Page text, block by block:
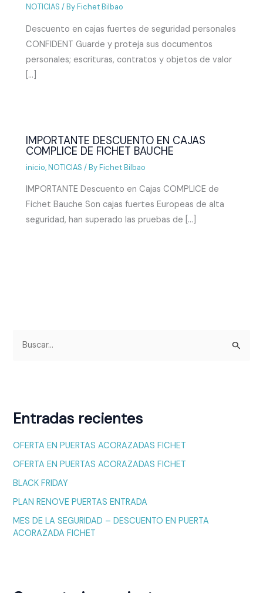
NOTICIAS / ByFichet Bilbao
Descuento en cajas fuertes de seguridad personales
CONFIDENT Guarde y proteja sus documentos
personales; escrituras, contratos y objetos de valor
[…]
IMPORTANTE DESCUENTO EN CAJAS
COMPLICE DE FICHET BAUCHE
inicio,NOTICIAS / ByFichet Bilbao
IMPORTANTE Descuento en Cajas COMPLICE de
Fichet Bauche Son cajas fuertes Europeas de alta
seguridad, han superado las pruebas de […]
r
p
Entradas recientes
OFERTA EN PUERTAS ACORAZADAS FICHET
OFERTA EN PUERTAS ACORAZADAS FICHET
BLACK FRIDAY
PLAN RENOVE PUERTAS ENTRADA
MES DE LA SEGURIDAD – DESCUENTO EN PUERTA
ACORAZADA FICHET